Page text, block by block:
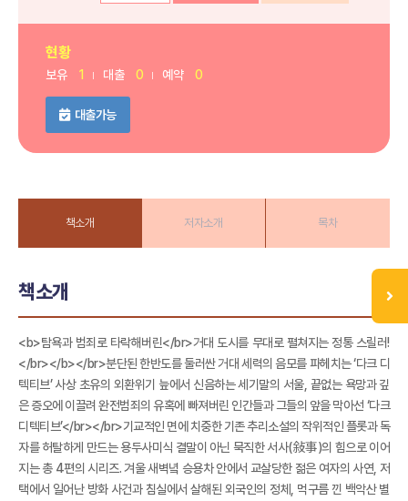
현황
보유 1 대출 0 예약 0
대출가능
책소개 저자소개 목차
책소개
<b>탐욕과 범죄로 타락해버린</br>거대 도시를 무대로 펼쳐지는 정통 스릴러!
</br></b></br>분단된 한반도를 둘러싼 거대 세력의 음모를 파헤치는 ‘다크 디
텍티브’ 사상 초유의 외환위기 늪에서 신음하는 세기말의 서울, 끝없는 욕망과 깊
은 증오에 이끌려 완전범죄의 유혹에 빠져버린 인간들과 그들의 앞을 막아선 ‘다크
디텍티브’</br></br>기교적인 면에 치중한 기존 추리소설의 작위적인 플롯과 독
자를 허탈하게 만드는 용두사미식 결말이 아닌 묵직한 서사(敍事)의 힘으로 이어
지는 총 4편의 시리즈. 겨울 새벽녘 승용차 안에서 교살당한 젊은 여자의 사연, 저
택에서 일어난 방화 사건과 침실에서 살해된 외국인의 정체, 먹구름 낀 백악산 별